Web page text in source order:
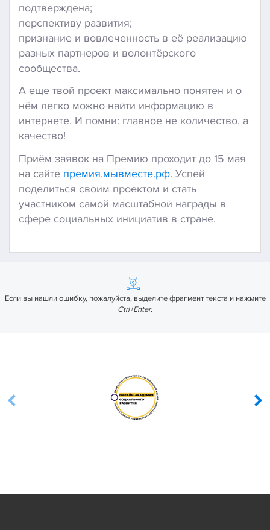
подтверждена;
перспективу развития;
признание и вовлеченность в её реализацию
разных партнеров и волонтёрского
сообщества.
А еще твой проект максимально понятен и о
нём легко можно найти информацию в
интернете. И помни: главное не количество, а
качество!
Приём заявок на Премию проходит до 15 мая
на сайте премия.мывместе.рф. Успей
поделиться своим проектом и стать
участником самой масштабной награды в
сфере социальных инициатив в стране.
Если вы нашли ошибку, пожалуйста, выделите фрагмент текста и нажмите
Ctrl+Enter.